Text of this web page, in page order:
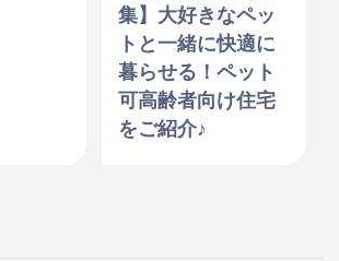
集】大好きなペッ
トと一緒に快適に
暮らせる！ペット
可高齢者向け住宅
をご紹介♪